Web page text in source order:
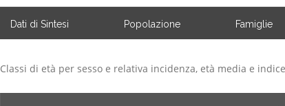
Dati di Sintesi Popolazione Famiglie
Classi di età per sesso e relativa incidenza, età media e